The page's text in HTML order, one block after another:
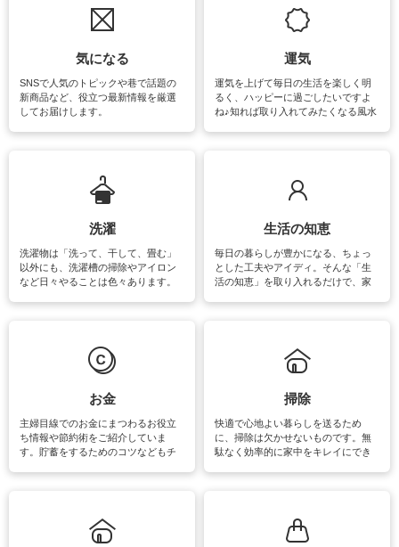
気になる
SNSで人気のトピックや巷で話題の
新商品など、役立つ最新情報を厳選
してお届けします。
運気
運気を上げて毎日の生活を楽しく明
るく、ハッピーに過ごしたいですよ
ね♪知れば取り入れてみたくなる風水
洗濯
洗濯物は「洗って、干して、畳む」
以外にも、洗濯槽の掃除やアイロン
など日々やることは色々あります。
マットなどの大きな洗濯物も、正し
い洗い方をすれば自宅で洗うことが
報やお悩み解消のための情報をご紹
生活の知恵
毎日の暮らしが豊かになる、ちょっ
とした工夫やアイディ。そんな「生
活の知恵」を取り入れるだけで、家
お金
主婦目線でのお金にまつわるお役立
ち情報や節約術をご紹介していま
す。貯蓄をするためのコツなどもチ
掃除
快適で心地よい暮らしを送るため
に、掃除は欠かせないものです。無
駄なく効率的に家中をキレイにでき
るお悩みを解消できるお役立ち情報
がたくさんあります。